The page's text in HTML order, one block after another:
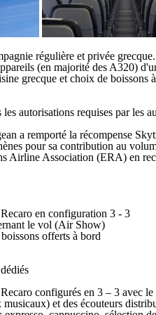
régulière et privée
(en majorité des A320)
grecque et choix de boissons
autorisations requises par les
a remporté la récompense
pour sa contribution au
Airline Association (ERA) en
en configuration 3 - 3
le vol (Air Show)
offerts à bord
configurés en 3 – 3 avec
et des écouteurs